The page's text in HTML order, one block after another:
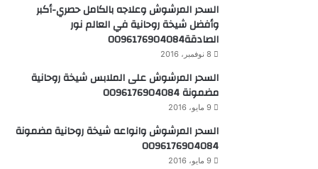
السحر المرشوش وعلاجه بالكامل حصري-أكبر
وأفضل شيخة روحانية في العالم نور
الصادقة0096176904084
8 نوفمبر، 2016
السحر المرشوش على الملابس شيخة روحانية
مضمونة 0096176904084
9 مايو، 2016
السحر المرشوش وانواعه شيخة روحانية مضمونة
0096176904084
9 مايو، 2016